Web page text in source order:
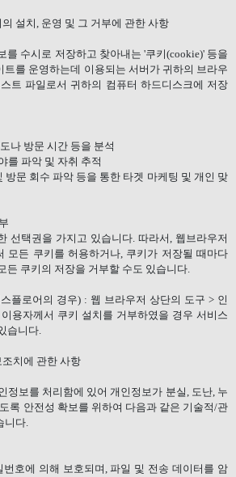
설치, 운영 및 그 거부에 관한 사항
를 수시로 저장하고 찾아내는 '쿠키(cookie)' 등을
트를 운영하는데 이용되는 서버가 귀하의 브라우
트 파일로서 귀하의 컴퓨터 하드디스크에 저장
나 방문 시간 등을 분석
를 파악 및 자취 추적
방문 회수 파악 등을 통한 타겟 마케팅 및 개인 맞
선택권을 가지고 있습니다. 따라서, 웹브라우저
모든 쿠키를 허용하거나, 쿠키가 저장될 때마다
든 쿠키의 저장을 거부할 수도 있습니다.
플로어의 경우) : 웹 브라우저 상단의 도구 > 인
이용자께서 쿠키 설치를 거부하였을 경우 서비스
습니다.
치에 관한 사항
정보를 처리함에 있어 개인정보가 분실, 도난, 누
록 안전성 확보를 위하여 다음과 같은 기술적/관
니다.
호에 의해 보호되며,파일 및 전송 데이터를 암